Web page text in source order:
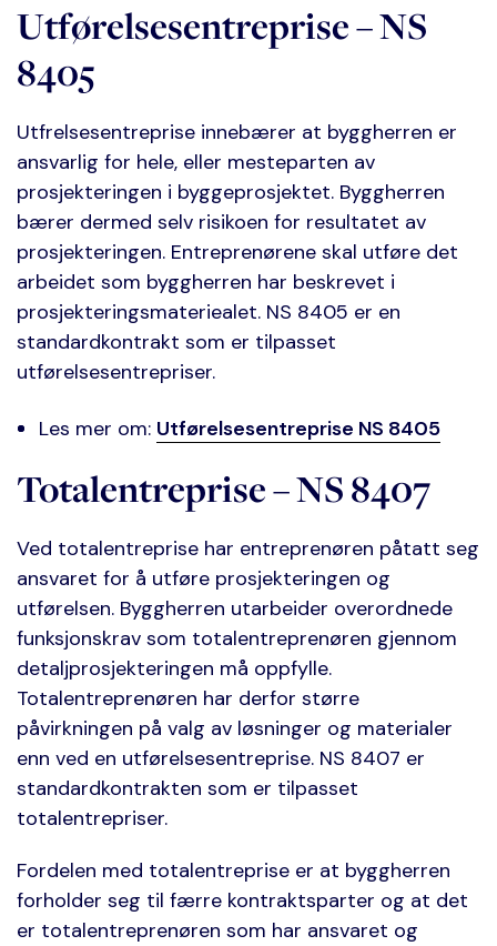
Utførelsesentreprise – NS
8405
Utfrelsesentreprise innebærer at byggherren er
ansvarlig for hele, eller mesteparten av
prosjekteringen i byggeprosjektet. Byggherren
bærer dermed selv risikoen for resultatet av
prosjekteringen. Entreprenørene skal utføre det
arbeidet som byggherren har beskrevet i
prosjekteringsmateriealet. NS 8405 er en
standardkontrakt som er tilpasset
utførelsesentrepriser.
Les mer om: Utførelsesentreprise NS 8405
Totalentreprise – NS 8407
Ved totalentreprise har entreprenøren påtatt seg
ansvaret for å utføre prosjekteringen og
utførelsen. Byggherren utarbeider overordnede
funksjonskrav som totalentreprenøren gjennom
detaljprosjekteringen må oppfylle.
Totalentreprenøren har derfor større
påvirkningen på valg av løsninger og materialer
enn ved en utførelsesentreprise. NS 8407 er
standardkontrakten som er tilpasset
totalentrepriser.
Fordelen med totalentreprise er at byggherren
forholder seg til færre kontraktsparter og at det
er totalentreprenøren som har ansvaret og